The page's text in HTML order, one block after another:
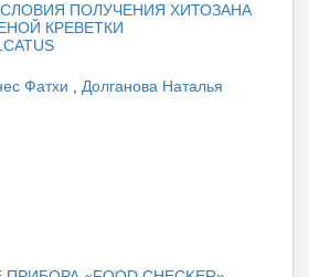
ПОЛУЧЕНИЯ ХИТОЗАНА
КРЕВЕТКИ
Фатхи , Долганова Наталья